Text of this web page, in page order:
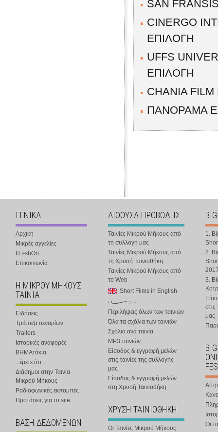
SAN
CINERGO
ΕΠΙΛΟΓΗ
UFFS
ΕΠΙΛΟΓΗ
CHANIA
ΠΑΝΟΡΑΜΑ
ΓΕΝΙΚΑ
Αρχική
Μικρές αγγελίες
Η t-shOrt
Επικοινωνία
Η ΜΙΚΡΟΥ ΜΗΚΟΥΣ
ΤΑΙΝΙΑ
Ειδήσεις
Τράπεζα σεναρίων
Trailers
Ιστορικές αναφορές
ΒΗΜΑτάκια
Ξέρετε ότι...
Διάσημοι στην Ταινία
Μικρού Μήκους
Ραδιοφωνικές εκπομπές
Προτάσεις για το site
ΒΑΣΗ ΔΕΔΟΜΕΝΩΝ
ΑΙΘΟΥΣΑ ΠΡΟΒΟΛΗΣ
Ταινίες Μικρού Μήκους από
τη συλλογή μας
Ταινίες Μικρού Μήκους από
τη Χρυσή Ταινιοθήκη
Ταινίες Μικρού Μήκους από
το Web
Short Films in English
Περιλήψεις όλων των ταινιών
Όλα τα σχόλια των ταινιών
Σχόλια ανά ταινία
MP3 ταινιών
Είσοδος & εγγραφή μελών
στις ταινίες της συλλογής
μας
Είσοδος & εγγραφή μελών
στη Χρυσή Ταινιοθήκη
ΧΡΥΣΗ ΤΑΙΝΙΟΘΗΚΗ
Οι Ταινίες Μικρού Μήκους
1.
2.
3.
στις
μας
Οι